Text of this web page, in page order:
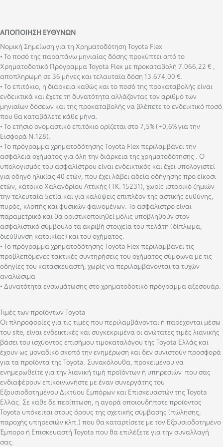
ΑΠΟΠΟΊΗΣΗ ΕΥΘΥΝΏΝ
Νομική Σημείωση για τη Χρηματοδότηση Toyota Flex
• Το ποσό της παραπάνω μηνιαίας δόσης προκύπτει από το
Χρηματοδοτικό Πρόγραμμα Toyota Flex με προκαταβολή 7.066,22 € ,
αποπληρωμή σε 36 μήνες και τελαυταία δόση 13.674,00 €.
• Το επιτόκιο, η διάρκεια καθώς και το ποσό της προκαταβολής είναι
ενδεικτικά και έχετε τη δυνατότητα αλλάζοντας τον αριθμό των
μηνιαίων δόσεων και της προκαταβολής να βλέπετε το ενδεικτικό ποσό
που θα καταβάλετε κάθε μήνα.
• Το ετήσιο ονομαστικό επιτόκιο ορίζεται στο 7,5% (+0,6% για την
Εισφορά Ν.128).
• Το πρόγραμμα χρηματοδότησης Toyota Flex περιλαμβάνει την
ασφάλεια οχήματος για όλη την διάρκεια της χρηματοδότησης . Ο
υπολογισμός του ασφαλίστρου είναι ενδεικτικός και έχει υπολογιστεί
για οδηγό ηλικίας 40 ετών, που έχει λάβει αδεία οδήγησης προ είκοσι
ετών, κάτοικο Χαλανδρίου Αττικής (ΤΚ: 15231), χωρίς ιστορικό ζημιών
την τελευταία 5ετία και για καλύψεις επιπλέον της αστικής ευθύνης,
πυρός, κλοπής και φυσικών φαινομένων. Το ασφάλιστρο είναι
παραμετρικό και θα οριστικοποιηθεί μόλις υποβληθούν στον
ασφαλιστικό σύμβουλο τα ακριβή στοιχεία του πελάτη (δίπλωμα,
διεύθυνση κατοικίας) και του οχήματος.
• Το πρόγραμμα χρηματοδότησης Toyota Flex περιλαμβάνει τις
προβλεπόμενες τακτικές συντηρήσεις του οχήματος σύμφωνα με τις
οδηγίες του κατασκευαστή, χωρίς να περιλαμβάνονται τα τυχών
αναλώσιμα
• Δυνατότητα ενσωμάτωσης στο χρηματοδοτικό πρόγραμμα αξεσουάρ.
Τιμές των προϊόντων Toyota
Οι πληροφορίες για τις τιμές που περιλαμβάνονται ή παρέχονται μέσω
του site, είναι ενδεικτικές και συγκεκριμένα οι ανώτατες τιμές λιανικής
βάσει του ισχύοντος επισήμου τιμοκαταλόγου της Toyota Ελλάς και
έχουν ως μοναδικό σκοπό την ενημέρωση και δεν συνιστούν προσφορά
για τα προϊόντα της Toyota. Συνακόλουθα, προκειμένου να
ενημερωθείτε για την λιανική τιμή προϊόντων ή υπηρεσιών που σας
ενδιαφέρουν επικοινωνήστε με έναν συνεργάτης του
Εξουσιοδοτημένου Δικτύου Εμπόρων και Επισκευαστών της Toyota
Ελλάς. Σε κάθε δε περίπτωση, η αγορά οποιουδήποτε προϊόντος
Toyota υπόκειται στους όρους της σχετικής σύμβασης (πώλησης,
παροχής υπηρεσιών κλπ.) που θα καταρτίσετε με τον Εξουσιοδοτημένο
Έμπορο ή Επισκευαστή Toyota που θα επιλέξετε για την συναλλαγή
σας.